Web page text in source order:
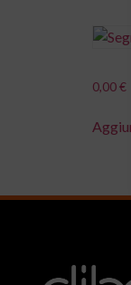
0,00€